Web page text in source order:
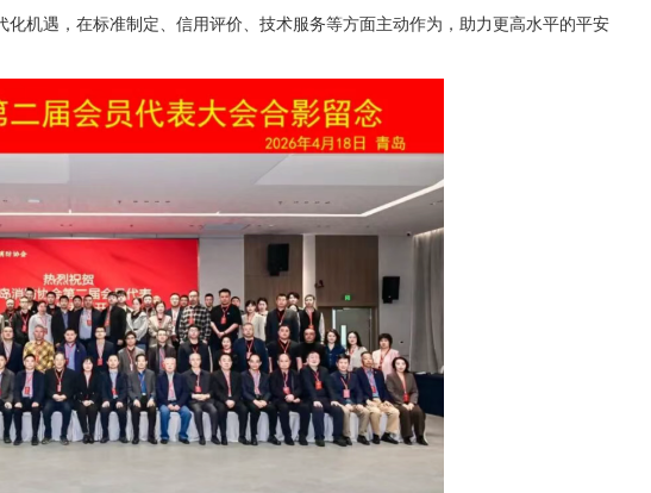
机遇，在标准制定、信用评价、技术服务等方面主动作为，助力更高水平的平安